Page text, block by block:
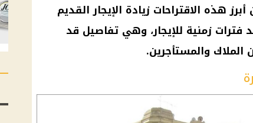
هذه الاقتراحات زيادة الإيجار القديم
تحديد فترات زمنية للإيجار، وهي تفاصيل قد
والمستأجرين.